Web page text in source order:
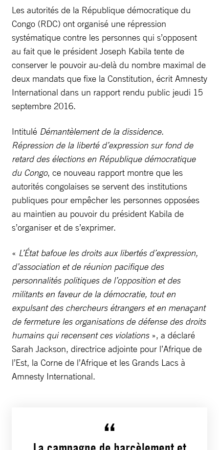
Les autorités de la République démocratique du
Congo (RDC) ont organisé une répression
systématique contre les personnes qui s’opposent
au fait que le président Joseph Kabila tente de
conserver le pouvoir au-delà du nombre maximal de
deux mandats que fixe la Constitution, écrit Amnesty
International dans un rapport rendu public jeudi 15
septembre 2016.
Intitulé Démantèlement de la dissidence.
Répression de la liberté d’expression sur fond de
retard des élections en République démocratique
du Congo, ce nouveau rapport montre que les
autorités congolaises se servent des institutions
publiques pour empêcher les personnes opposées
au maintien au pouvoir du président Kabila de
s’organiser et de s’exprimer.
« L’État bafoue les droits aux libertés d’expression,
d’association et de réunion pacifique des
personnalités politiques de l’opposition et des
militants en faveur de la démocratie, tout en
expulsant des chercheurs étrangers et en menaçant
de fermeture les organisations de défense des droits
humains qui recensent ces violations », a déclaré
Sarah Jackson, directrice adjointe pour l’Afrique de
l’Est, la Corne de l’Afrique et les Grands Lacs à
Amnesty International.